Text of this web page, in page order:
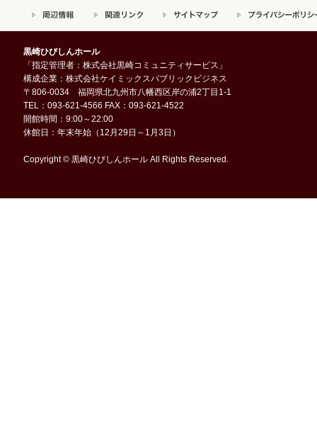
黒崎ひびしんホール
「指定管理者：株式会社黒崎コミュニティサービス」
構成企業：株式会社ケイミックスパブリックビジネス
〒806-0034 福岡県北九州市八幡西区岸の浦2丁目1-1
TEL：093-621-4566 FAX：093-621-4522
開館時間：9:00～22:00
休館日：年末年始（12月29日～1月3日）
Copyright © 黒崎ひびしんホール All Rights Reserved.